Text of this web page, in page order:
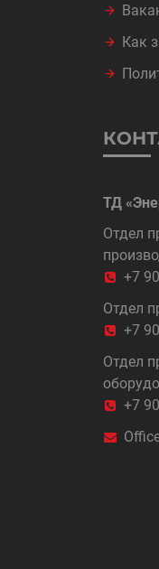
Как
ТД
Отдел
+7
Отдел
+7
Отдел
+7